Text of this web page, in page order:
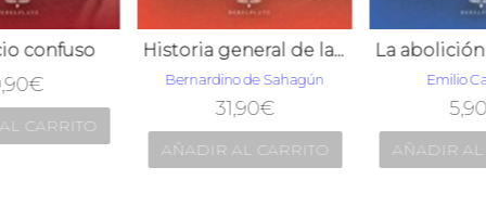
confuso
€
CARRITO
Historia general de las cosas de la Nueva España II
Bernardino de Sahagún
31,90€
AÑADIR AL CARRITO
Emilio
5,90
AÑADIR AL